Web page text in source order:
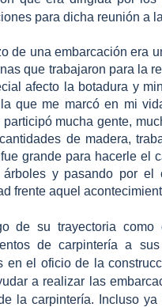
para dicha reunión a
de una embarcación era
que trabajaron para la
afecto la botadura y
que me marcó en mi
participó mucha gente,
de madera,
grande para hacerle el
árboles y pasando por
frente aquel
de su trayectoria como
de carpintería a
en el oficio de la
a realizar las
la carpintería. Incluso